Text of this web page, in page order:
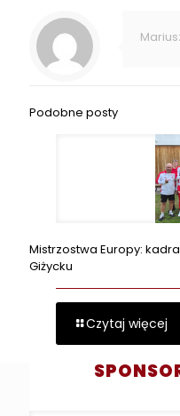
Podobne posty
Mistrzostwa Europy:
Giżycku
Czytaj więcej